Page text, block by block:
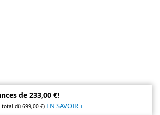
de 233,00 €!
total dû 699,00 €) EN SAVOIR +